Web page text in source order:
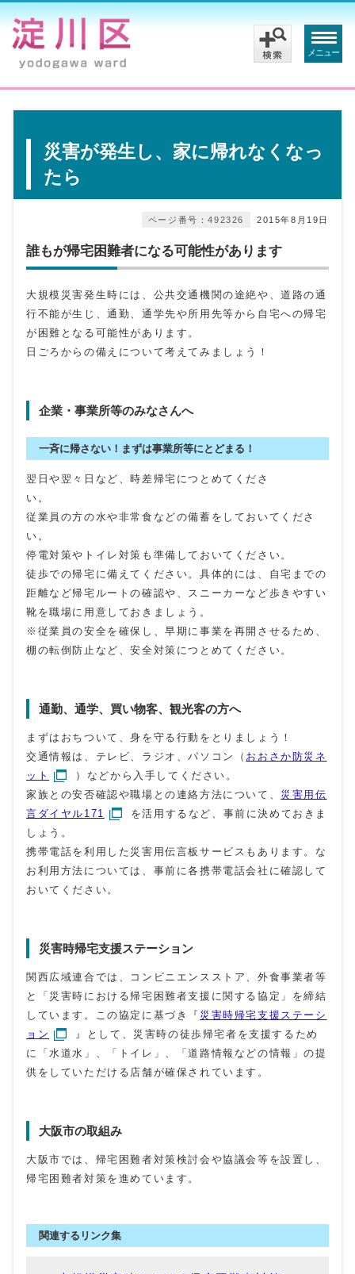
メニュー
災害が発生し、家に帰れなくなっ
たら
2015年8月19日
ページ番号：492326
誰もが帰宅困難者になる可能性があります
大規模災害発生時には、公共交通機関の途絶や、道路の通
行不能が生じ、通勤、通学先や所用先等から自宅への帰宅
が困難となる可能性があります。
日ごろからの備えについて考えてみましょう！
企業・事業所等のみなさんへ
一斉に帰さない！まずは事業所等にとどまる！
翌日や翌々日など、時差帰宅につとめてくださ
従業員の方の水や非常食などの備蓄をしておいてくださ
い。
停電対策やトイレ対策も準備しておいてください。
徒歩での帰宅に備えてください。具体的には、自宅までの
距離など帰宅ルートの確認や、スニーカーなど歩きやすい
靴を職場に用意しておきましょう。
※従業員の安全を確保し、早期に事業を再開させるため、
棚の転倒防止など、安全対策につとめてください。
通勤、通学、買い物客、観光客の方へ
まずはおちついて、身を守る行動をとりましょう！
交通情報は、テレビ、ラジオ、パソコン（ おおさか防災ネ
ット
）などから入手してください。
家族との安否確認や職場との連絡方法について、 災害用伝
言ダイヤル171
を活用するなど、事前に決めておきま
しょう。
携帯電話を利用した災害用伝言板サービスもあります。な
お利用方法については、事前に各携帯電話会社に確認して
おいてください。
災害時帰宅支援ステーション
関西広域連合では、コンビニエンスストア、外食事業者等
と「災害時における帰宅困難者支援に関する協定」を締結
しています。この協定に基づき『 災害時帰宅支援ステーシ
ョン
』として、災害時の徒歩帰宅者を支援するため
に「水道水」、「トイレ」、「道路情報などの情報」の提
供をしていただける店舗が確保されています。
大阪市の取組み
大阪市では、帰宅困難者対策検討会や協議会等を設置し、
帰宅困難者対策を進めています。
関連するリンク集